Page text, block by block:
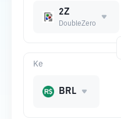
2Z
DoubleZero
Ke
BRL